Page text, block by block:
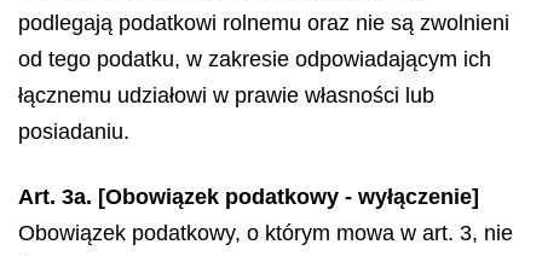
podlegają podatkowi rolnemu oraz nie są zwolnieni
od tego podatku, w zakresie odpowiadającym ich
łącznemu udziałowi w prawie własności lub
posiadaniu.
Art. 3a. [Obowiązek podatkowy - wyłączenie]
Obowiązek podatkowy, o którym mowa w art. 3, nie